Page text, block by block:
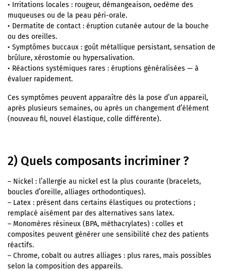
• Irritations locales : rougeur, démangeaison, oedème des
muqueuses ou de la peau péri-orale.
• Dermatite de contact : éruption cutanée autour de la bouche
ou des oreilles.
• Symptômes buccaux : goût métallique persistant, sensation de
brûlure, xérostomie ou hypersalivation.
• Réactions systémiques rares : éruptions généralisées — à
évaluer rapidement.
Ces symptômes peuvent apparaître dès la pose d’un appareil,
après plusieurs semaines, ou après un changement d’élément
(nouveau fil, nouvel élastique, colle différente).
2) Quels composants incriminer ?
– Nickel : l’allergie au nickel est la plus courante (bracelets,
boucles d’oreille, alliages orthodontiques).
– Latex : présent dans certains élastiques ou protections ;
remplacé aisément par des alternatives sans latex.
– Monomères résineux (BPA, méthacrylates) : colles et
composites peuvent générer une sensibilité chez des patients
réactifs.
– Chrome, cobalt ou autres alliages : plus rares, mais possibles
selon la composition des appareils.